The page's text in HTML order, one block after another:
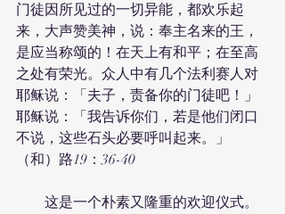
门徒因所见过的一切异能，都欢乐起
来，大声赞美神，说：奉主名来的王，
是应当称颂的！在天上有和平；在至高
之处有荣光。众人中有几个法利赛人对
耶稣说：「夫子，责备你的门徒吧！」
耶稣说：「我告诉你们，若是他们闭口
不说，这些石头必要呼叫起来。」
（和）路19：36-40
这是一个朴素又隆重的欢迎仪式。